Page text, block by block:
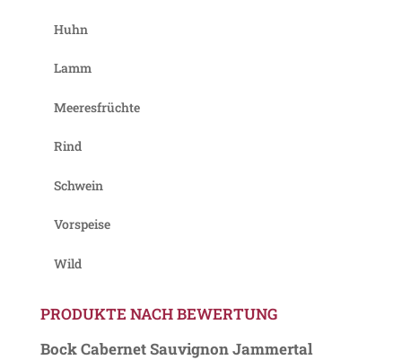
Huhn
Lamm
Meeresfrüchte
Rind
Schwein
Vorspeise
Wild
PRODUKTE NACH BEWERTUNG
Bock Cabernet Sauvignon Jammertal